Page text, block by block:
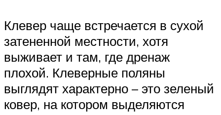
Клевер чаще встречается в сухой
затененной местности, хотя
выживает и там, где дренаж
плохой. Клеверные поляны
выглядят характерно – это зеленый
ковер, на котором выделяются